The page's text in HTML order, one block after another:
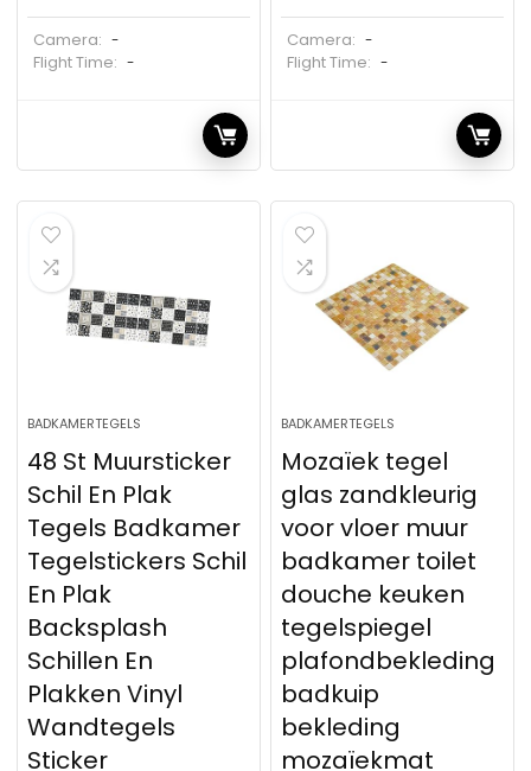
Camera: -
Flight Time: -
Camera: -
Flight Time: -
BADKAMERTEGELS
48 St Muursticker
Schil En Plak
Tegels Badkamer
Tegelstickers Schil
En Plak
Backsplash
Schillen En
Plakken Vinyl
Wandtegels
Sticker
BADKAMERTEGELS
Mozaïek tegel
glas zandkleurig
voor vloer muur
badkamer toilet
douche keuken
tegelspiegel
plafondbekleding
badkuip
bekleding
mozaïekmat